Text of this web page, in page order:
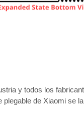
y todos los
de Xiaomi se